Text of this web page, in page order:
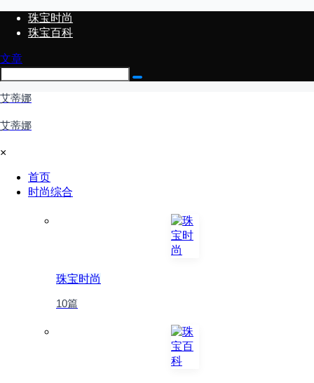
珠宝时尚
珠宝百科
文章
艾蒂娜
艾蒂娜
×
首页
时尚综合
珠宝时尚
10篇